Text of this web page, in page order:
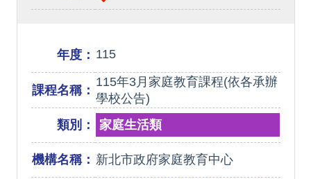
年度： 115
課程名稱：
115年3月家庭教育課程(依各承辦
學校公告)
類別：
家庭生活類
機構名稱： 新北市政府家庭教育中心